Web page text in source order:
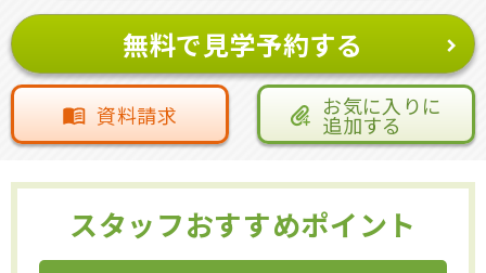
無料で見学予約する
資料請求 お気に入りに
追加する
スタッフおすすめポイント